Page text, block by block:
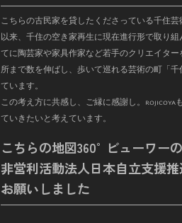
こちらの古民家を貸したくださっている千住芸
以来、千住の空き家再生に現在進行形で取り
てに陶芸家や家具作家など若手のクリエイター
所まで数を伸ばし、歩いて巡れる芸術の町「千
ています。
この考え方に共感し、ご縁に感謝し。rojicoya
ていきたいと考えています。
こちらの地図360°ビューワー
非営利活動法人日本自立支援
お願いしました